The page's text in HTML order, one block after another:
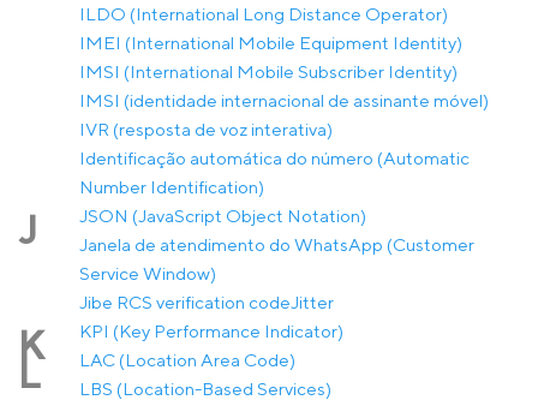
ILDO (International Long Distance Operator)
IMEI (International Mobile Equipment Identity)
IMSI (International Mobile Subscriber Identity)
IMSI (identidade internacional de assinante móvel)
IVR (resposta de voz interativa)
Identificação automática do número (Automatic
Number Identification)
J
JSON (JavaScript Object Notation)
Janela de atendimento do WhatsApp (Customer
Service Window)
Jibe RCS verification codeJitter
K KPI (Key Performance Indicator)
L
LAC (Location Area Code)
LBS (Location-Based Services)